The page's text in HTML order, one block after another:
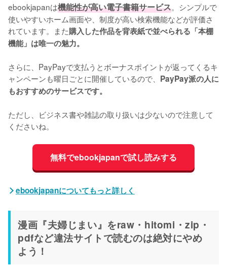
ebookjapanは機能性が高い電子書籍サービス。シンプルで
使いやすいホーム画面や、制度が高い検索機能などが評価さ
れています。また購入した作品を背表紙で並べられる「本棚
機能」は唯一の魅力。
さらに、PayPayで支払うとボーナスポイントが返ってくるキ
ャンペーンも曜日ごとに開催しているので、 PayPay派の人に
もおすすめのサービスです。
ただし、ビジネス書や雑誌の取り扱いは少ないので注意して
くださいね。
無料でebookjapanで試し読みする
ebookjapanについてもっと詳しく
漫画『夫婦じまい』をraw・hitomi・zip・
pdfなど違法サイトで読むのは絶対にやめ
よう！